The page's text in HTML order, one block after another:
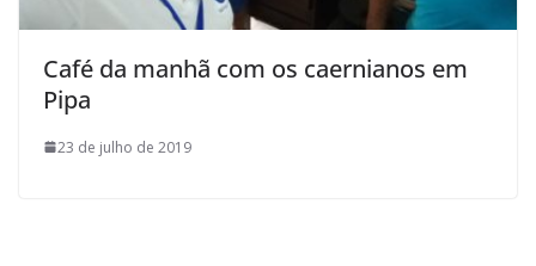
Café da manhã com os caernianos em
Pipa
23 de julho de 2019